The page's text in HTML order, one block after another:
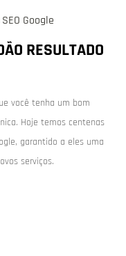
Google
RESULTADO
você tenha um bom
Hoje temos centenas
garantido a eles uma
serviços.